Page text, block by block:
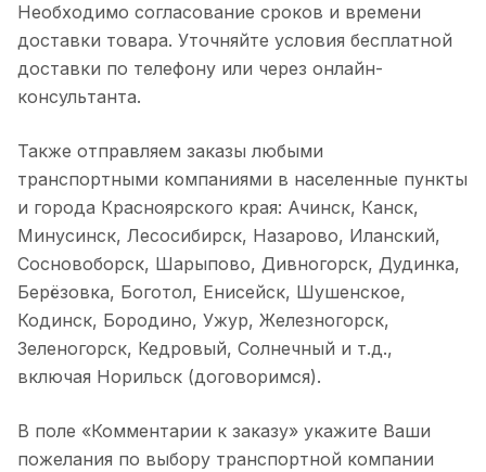
Необходимо согласование сроков и времени
доставки товара. Уточняйте условия бесплатной
доставки по телефону или через онлайн-
консультанта.
Также отправляем заказы любыми
транспортными компаниями в населенные пункты
и города Красноярского края: Ачинск, Канск,
Минусинск, Лесосибирск, Назарово, Иланский,
Сосновоборск, Шарыпово, Дивногорск, Дудинка,
Берёзовка, Боготол, Енисейск, Шушенское,
Кодинск, Бородино, Ужур, Железногорск,
Зеленогорск, Кедровый, Солнечный и т.д.,
включая Норильск (договоримся).
В поле «Комментарии к заказу» укажите Ваши
пожелания по выбору транспортной компании